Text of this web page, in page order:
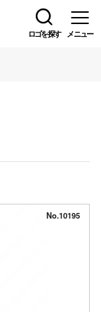
ロゴを探す メニュー
No.10195